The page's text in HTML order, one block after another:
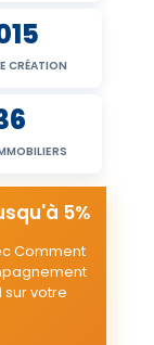
CRÉATION
5%
Comment
sur votre